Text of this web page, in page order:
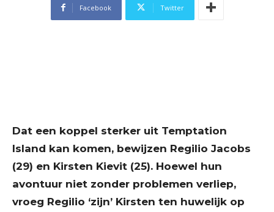
Facebook Twitter
Dat een koppel sterker uit Temptation
Island kan komen, bewijzen Regilio Jacobs
(29) en Kirsten Kievit (25). Hoewel hun
avontuur niet zonder problemen verliep,
vroeg Regilio ‘zijn’ Kirsten ten huwelijk op